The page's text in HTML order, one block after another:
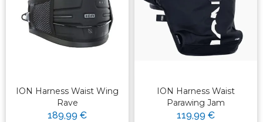
ION Harness Waist Wing
Rave
189,99 €
ION Harness Waist
Parawing Jam
119,99 €